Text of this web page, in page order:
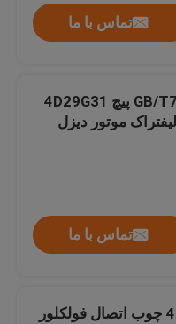
تماس با ما
GB/T70.3-M6x12 پیچ 4D29G31
موتور دیزل
تماس با ما
490B-04201 چوب اتصال فولکلور